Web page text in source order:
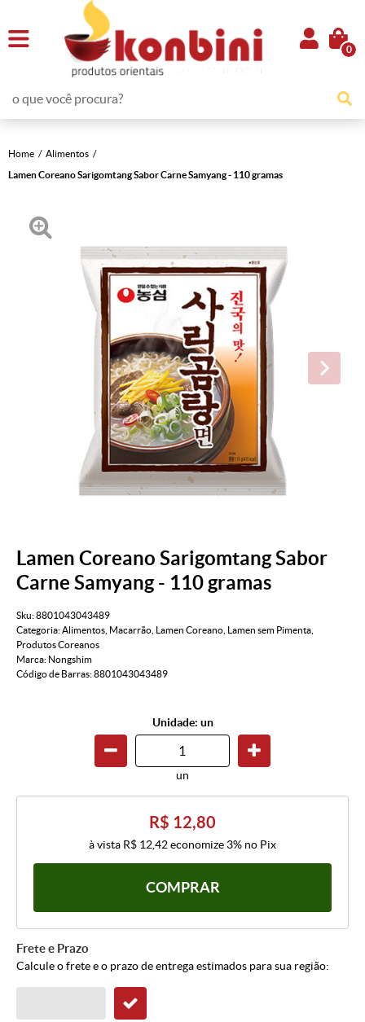
0
Home
Alimentos
Lamen Coreano Sarigomtang Sabor Carne Samyang - 110 gramas
Lamen Coreano Sarigomtang Sabor
Carne Samyang - 110 gramas
Sku:8801043043489
Categoria:Alimentos Macarrão Lamen Coreano Lamen sem Pimenta
Produtos Coreanos
Marca: Nongshim
Código de Barras:8801043043489
Unidade: un
un
R$ 12,80
à vista R$ 12,42economize 3% no Pix
COMPRAR
Frete e Prazo
Calcule o frete e o prazo de entrega estimados para sua região: